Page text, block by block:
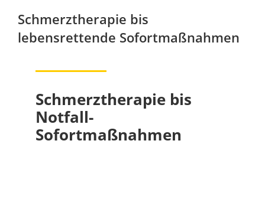
Schmerztherapie bis
lebensrettende Sofortmaßnahmen
Schmerztherapie bis
Notfall-
Sofortmaßnahmen